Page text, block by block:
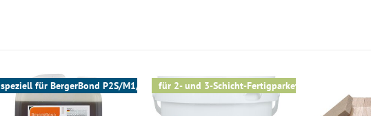
speziell für BergerBond P2S/M1/M1Xfür 2- und 3-Schicht-Fertigparkett